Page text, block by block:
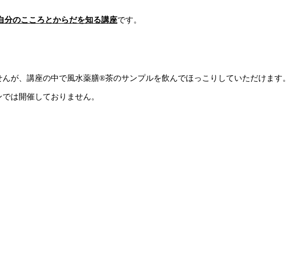
分のこころとからだを知る講座です。
が、講座の中で風水薬膳®茶のサンプルを飲んでほっこりしていただけます。
は開催しておりません。